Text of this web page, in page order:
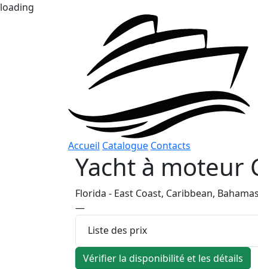
loading
Accueil Catalogue Contacts
Yacht à moteur
Florida - East Coast, Caribbean,
—
Liste des prix
Vérifier la disponibilité et les détails